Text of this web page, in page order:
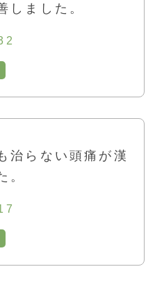
しました。
治らない頭痛が漢
。